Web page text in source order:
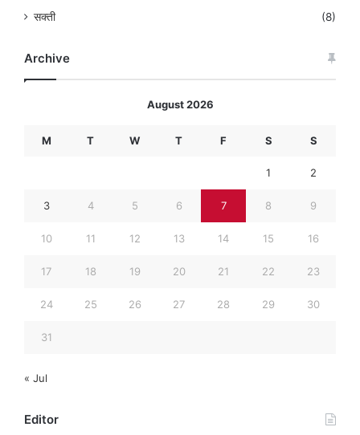
सक्ती
(8)
Archive
August 2026
M T W T F S S
1 2
3 4 5 6 7 8 9
10 11 12 13 14 15 16
17 18 19 20 21 22 23
24 25 26 27 28 29 30
31
« Jul
Editor